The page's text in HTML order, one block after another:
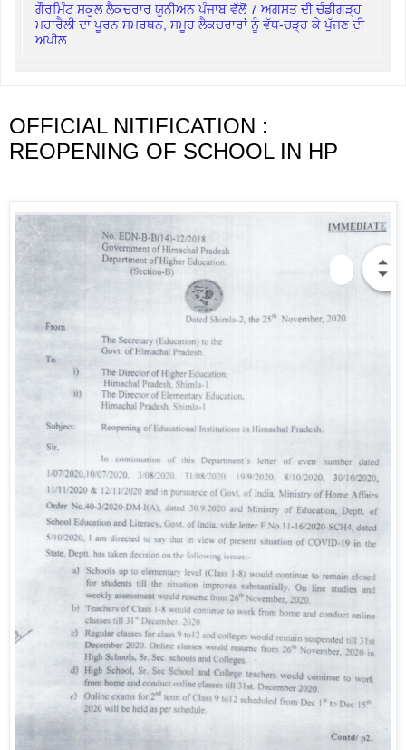
ਗੌਰਮਿੰਟ ਸਕੂਲ ਲੈਕਚਰਾਰ ਯੂਨੀਅਨ ਪੰਜਾਬ ਵੱਲੋਂ 7 ਅਗਸਤ ਦੀ ਚੰਡੀਗੜ੍ਹ
ਮਹਾਰੈਲੀ ਦਾ ਪੂਰਨ ਸਮਰਥਨ, ਸਮੂਹ ਲੈਕਚਰਾਰਾਂ ਨੂੰ ਵੱਧ-ਚੜ੍ਹ ਕੇ ਪੁੱਜਣ ਦੀ
ਅਪੀਲ
OFFICIAL NITIFICATION :
REOPENING OF SCHOOL IN HP